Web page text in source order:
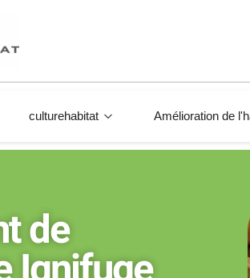
culturehabitat Amélioration de
de